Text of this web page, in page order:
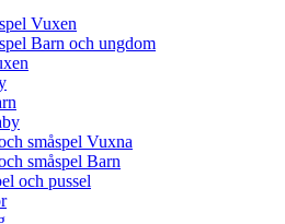
Vuxen
Barn och ungdom
småspel Vuxna
småspel Barn
och pussel